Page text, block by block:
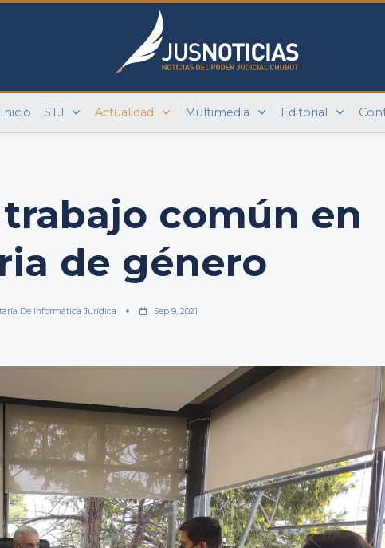
Inicio STJ Actualidad Multimedia Editorial
común en
de género
De Informática Jurídica Sep 9, 2021